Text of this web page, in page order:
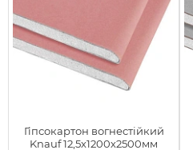
Гіпсокартон вогнестійкий
Knauf 12,5х1200х2500мм